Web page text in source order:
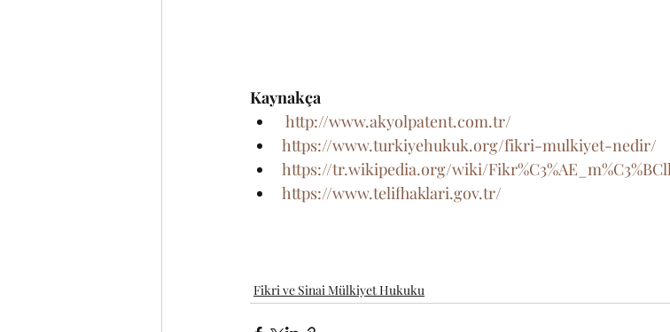
Kaynakça
http://www.akyolpatent.com.tr/
https://www.turkiyehukuk.org/fikri-mulkiyet-nedir/
https://tr.wikipedia.org/wiki/
https://www.telifhaklari.gov.tr/
Fikri ve Sinai Mülkiyet Hukuku